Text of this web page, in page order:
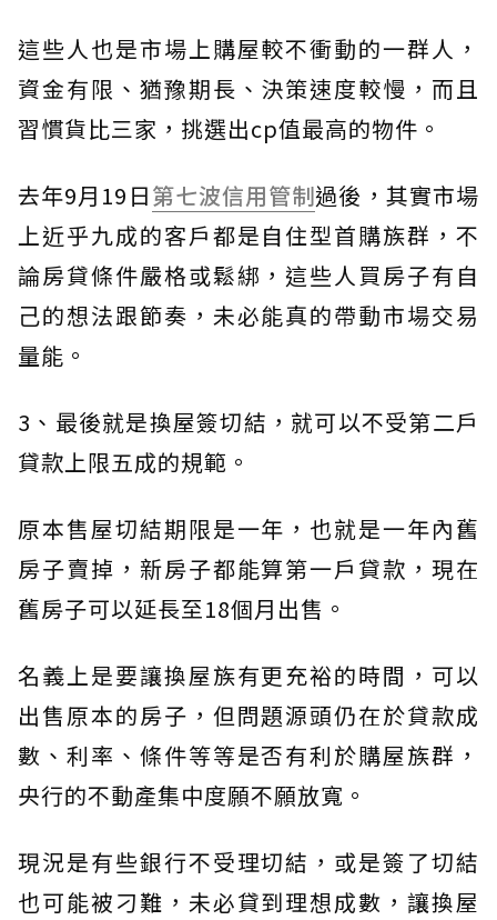
這些人也是市場上購屋較不衝動的一群人，
資金有限、猶豫期長、決策速度較慢，而且
習慣貨比三家，挑選出cp值最高的物件。
去年9月19日第七波信用管制過後，其實市場
上近乎九成的客戶都是自住型首購族群，不
論房貸條件嚴格或鬆綁，這些人買房子有自
己的想法跟節奏，未必能真的帶動市場交易
量能。
3、最後就是換屋簽切結，就可以不受第二戶
貸款上限五成的規範。
原本售屋切結期限是一年，也就是一年內舊
房子賣掉，新房子都能算第一戶貸款，現在
舊房子可以延長至18個月出售。
名義上是要讓換屋族有更充裕的時間，可以
出售原本的房子，但問題源頭仍在於貸款成
數、利率、條件等等是否有利於購屋族群，
央行的不動產集中度願不願放寬。
現況是有些銀行不受理切結，或是簽了切結
也可能被刁難，未必貸到理想成數，讓換屋